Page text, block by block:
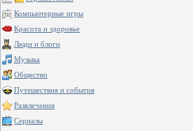
Компьютерные игры
Красота и здоровье
Люди и блоги
Музыка
Общество
Путешествия и события
Развлечения
Сериалы